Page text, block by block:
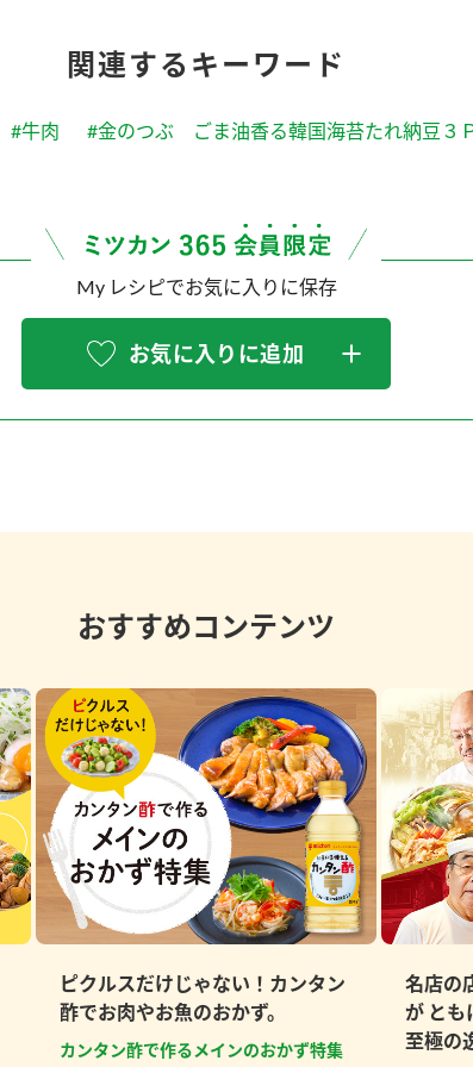
関連するキーワード
#牛肉 #金のつぶ ごま油香る韓国海苔たれ納豆３
My レシピでお気に入りに保存
お気に入りに追加
おすすめコンテンツ
ピクルスだけじゃない！カンタン
酢でお肉やお魚のおかず。
カンタン酢で作るメインのおかず特集
名店の
が とも
至極の